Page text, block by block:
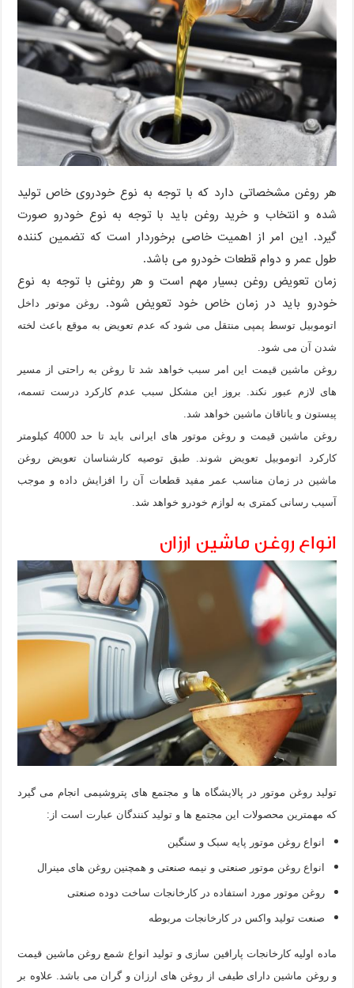
هر روغن مشخصاتی دارد که با توجه به نوع خودروی خاص تولید
شده و انتخاب و خرید روغن باید با توجه به نوع خودرو صورت
گیرد. این امر از اهمیت خاصی برخوردار است که تضمین کننده
طول عمر و دوام قطعات خودرو می باشد.
زمان تعویض روغن بسیار مهم است و هر روغنی با توجه به نوع
خودرو باید در زمان خاص خود تعویض شود.
روغن موتور داخل
اتوموبیل توسط پمپی منتقل می شود که عدم تعویض به موقع باعث لخته
شدن آن می شود.
روغن ماشین قیمت
این امر سبب خواهد شد تا روغن به راحتی از مسیر
های لازم عبور نکند. بروز این مشکل سبب عدم کارکرد درست تسمه،
پیستون و یاتاقان ماشین خواهد شد.
روغن ماشین قیمت و روغن موتور های ایرانی باید تا حد 4000 کیلومتر
کارکرد اتوموبیل تعویض شوند. طبق توصیه کارشناسان تعویض روغن
ماشین در زمان مناسب عمر مفید قطعات آن را افزایش داده و موجب
آسیب رسانی کمتری به لوازم خودرو خواهد شد.
انواع روغن ماشین ارزان
تولید روغن موتور در پالایشگاه ها و مجتمع های پتروشیمی انجام می گیرد
که مهمترین محصولات این مجتمع ها و تولید کنندگان عبارت است از :
انواع روغن موتور پایه سبک و سنگین
انواع روغن موتور صنعتی و نیمه صنعتی و همچنین روغن های مینرال
روغن موتور مورد استفاده در کارخانجات ساخت دوده صنعتی
صنعت تولید واکس در کارخانجات مربوطه
ماده اولیه کارخانجات پارافین سازی و تولید انواع شمع روغن ماشین قیمت
و روغن ماشین دارای طیفی از روغن های ارزان و گران می باشد. علاوه بر